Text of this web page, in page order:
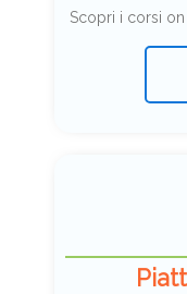
Scopri i corsi